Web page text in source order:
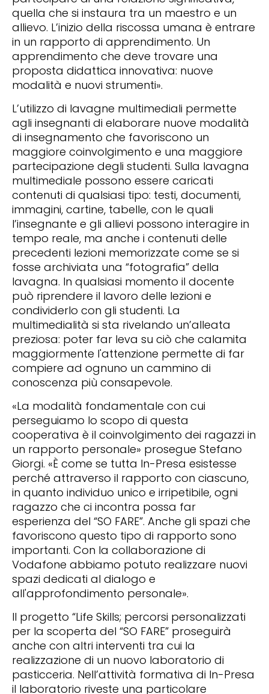
quella che si instaura tra un maestro e un
allievo. L’inizio della riscossa umana è entrare
in un rapporto di apprendimento. Un
apprendimento che deve trovare una
proposta didattica innovativa: nuove
modalità e nuovi strumenti».
L’utilizzo di lavagne multimediali permette
agli insegnanti di elaborare nuove modalità
di insegnamento che favoriscono un
maggiore coinvolgimento e una maggiore
partecipazione degli studenti. Sulla lavagna
multimediale possono essere caricati
contenuti di qualsiasi tipo: testi, documenti,
immagini, cartine, tabelle, con le quali
l’insegnante e gli allievi possono interagire in
tempo reale, ma anche i contenuti delle
precedenti lezioni memorizzate come se si
fosse archiviata una “fotografia” della
lavagna. In qualsiasi momento il docente
può riprendere il lavoro delle lezioni e
condividerlo con gli studenti. La
multimedialità si sta rivelando un’alleata
preziosa: poter far leva su ciò che calamita
maggiormente l'attenzione permette di far
compiere ad ognuno un cammino di
conoscenza più consapevole.
«La modalità fondamentale con cui
perseguiamo lo scopo di questa
cooperativa è il coinvolgimento dei ragazzi in
un rapporto personale» prosegue Stefano
Giorgi. «È come se tutta In-Presa esistesse
perché attraverso il rapporto con ciascuno,
in quanto individuo unico e irripetibile, ogni
ragazzo che ci incontra possa far
esperienza del “SO FARE”. Anche gli spazi che
favoriscono questo tipo di rapporto sono
importanti. Con la collaborazione di
Vodafone abbiamo potuto realizzare nuovi
spazi dedicati al dialogo e
all'approfondimento personale».
Il progetto “Life Skills; percorsi personalizzati
per la scoperta del “SO FARE” proseguirà
anche con altri interventi tra cui la
realizzazione di un nuovo laboratorio di
pasticceria. Nell’attività formativa di In-Presa
il laboratorio riveste una particolare